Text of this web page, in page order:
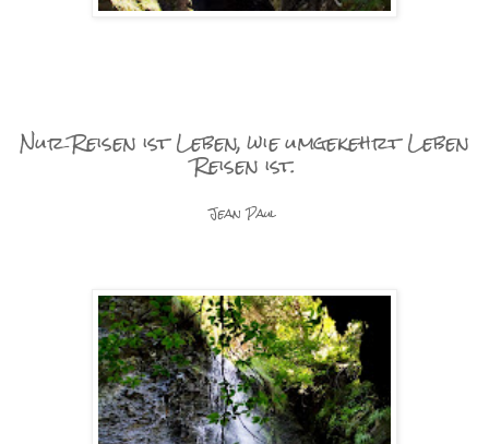
Nur Reisen ist Leben, wie umgekehrt Leben
Reisen ist.
Jean Paul